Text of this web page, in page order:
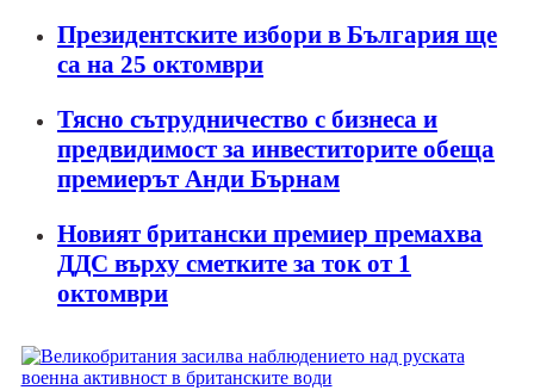
Президентските избори в България ще
са на 25 октомври
Тясно сътрудничество с бизнеса и
предвидимост за инвеститорите обеща
премиерът Анди Бърнам
Новият британски премиер премахва
ДДС върху сметките за ток от 1
октомври